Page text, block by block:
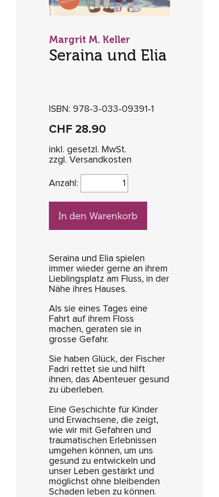
Margrit M. Keller
Seraina und Elia
ISBN: 978-3-033-09391-1
CHF28.90
inkl. gesetzl. MwSt.
zzgl. Versandkosten
Anzahl:
In den Warenkorb
Seraina und Elia spielen
immer wieder gerne an ihrem
Lieblingsplatz am Fluss, in der
Nähe ihres Hauses.
Als sie eines Tages eine
Fahrt auf ihrem Floss
machen, geraten sie in
grosse Gefahr.
Sie haben Glück, der Fischer
Fadri rettet sie und hilft
ihnen, das Abenteuer gesund
zu überleben.
Eine Geschichte für Kinder
und Erwachsene, die zeigt,
wie wir mit Gefahren und
traumatischen Erlebnissen
umgehen können, um uns
gesund zu entwickeln und
unser Leben gestärkt und
möglichst ohne bleibenden
Schaden leben zu können.